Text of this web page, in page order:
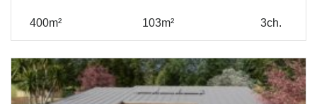
400m² 103m² 3ch.